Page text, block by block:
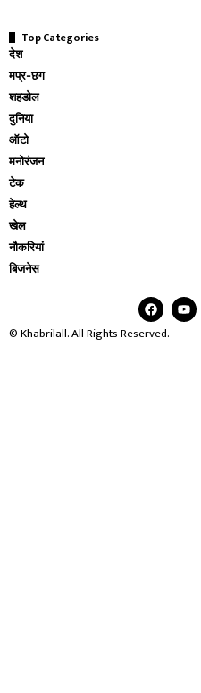
Top Categories
देश
मप्र-छग
शहडोल
दुनिया
ऑटो
मनोरंजन
टेक
हेल्थ
खेल
नौकरियां
बिजनेस
© Khabrilall. All Rights Reserved.